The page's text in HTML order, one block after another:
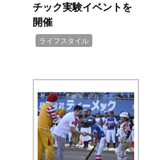
チック実験イベントを
開催
ライフスタイル